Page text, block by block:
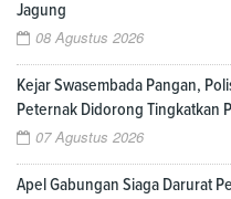
Jagung
08 Agustus 2026
Kejar Swasembada Pangan,
Peternak Didorong Tingkatkan
07 Agustus 2026
Apel Gabungan Siaga Darurat